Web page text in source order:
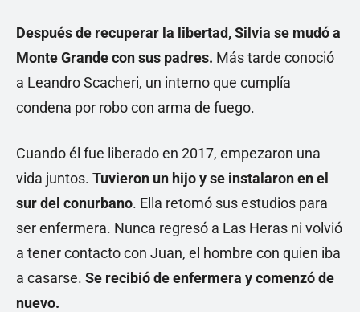
Después de recuperar la libertad, Silvia se mudó a
Monte Grande con sus padres. Más tarde conoció
a Leandro Scacheri, un interno que cumplía
condena por robo con arma de fuego.
Cuando él fue liberado en 2017, empezaron una
vida juntos. Tuvieron un hijo y se instalaron en el
sur del conurbano. Ella retomó sus estudios para
ser enfermera. Nunca regresó a Las Heras ni volvió
a tener contacto con Juan, el hombre con quien iba
a casarse. Se recibió de enfermera y comenzó de
nuevo.